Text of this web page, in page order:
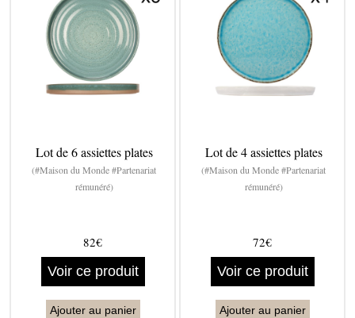
Lot de 6 assiettes plates
(#Maison du Monde #Partenariat
rémunéré)
82€
Voir ce produit
Ajouter au panier
Lot de 4 assiettes plates
(#Maison du Monde #Partenariat
rémunéré)
72€
Voir ce produit
Ajouter au panier